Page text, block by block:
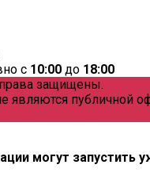
с 10:00 до 18:00
защищены.
являются публичной
могут запустить